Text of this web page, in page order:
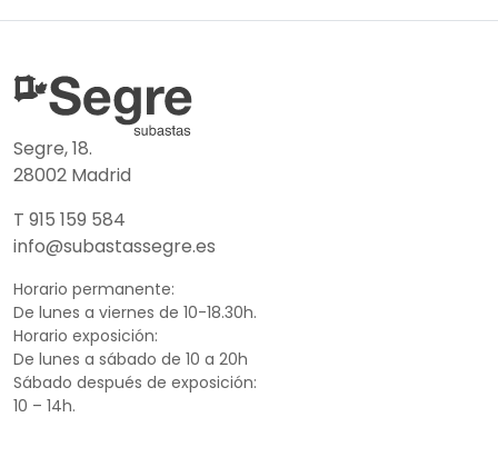
Segre, 18.
28002 Madrid
T 915 159 584
info@subastassegre.es
Horario permanente:
De lunes a viernes de 10-18.30h.
Horario exposición:
De lunes a sábado de 10 a 20h
Sábado después de exposición:
10 – 14h.